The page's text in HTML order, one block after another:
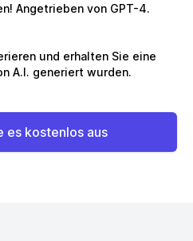
Angetrieben von GPT-4.
und erhalten Sie eine
A.I. generiert wurden.
es kostenlos aus